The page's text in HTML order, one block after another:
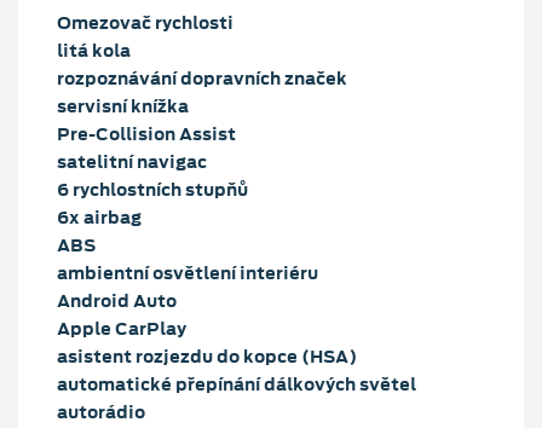
Omezovač rychlosti
litá kola
rozpoznávání dopravních značek
servisní knížka
Pre-Collision Assist
satelitní navigac
6 rychlostních stupňů
6x airbag
ABS
ambientní osvětlení interiéru
Android Auto
Apple CarPlay
asistent rozjezdu do kopce (HSA)
automatické přepínání dálkových světel
autorádio